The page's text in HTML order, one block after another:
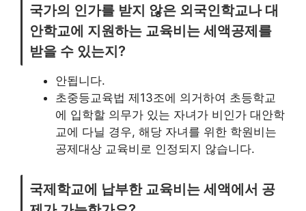
국가의 인가를 받지 않은 외국인학교나 대
안학교에 지원하는 교육비는 세액공제를
받을 수 있는지?
안됩니다.
초중등교육법 제13조에 의거하여 초등학교
에 입학할 의무가 있는 자녀가 비인가 대안학
교에 다닐 경우, 해당 자녀를 위한 학원비는
공제대상 교육비로 인정되지 않습니다.
국제학교에 납부한 교육비는 세액에서 공